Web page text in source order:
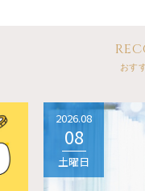
おす
2026.08
08
土曜日